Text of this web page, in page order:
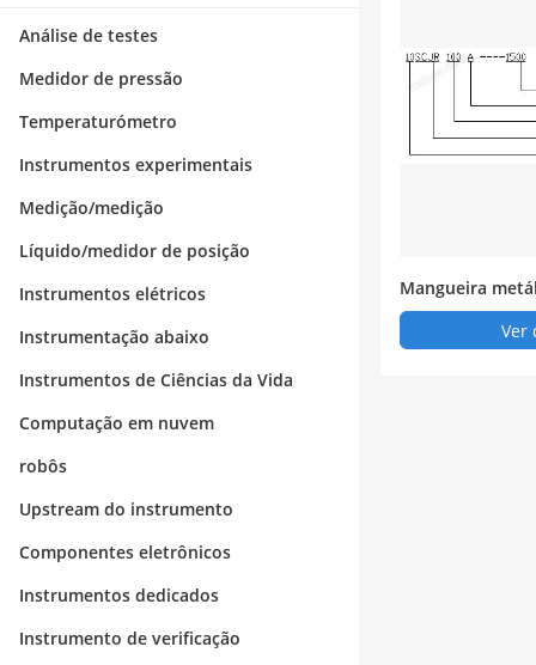
Análise de testes
Medidor de pressão
Temperaturómetro
Instrumentos experimentais
Medição/medição
Líquido/medidor de posição
Instrumentos elétricos
Instrumentação abaixo
Instrumentos de Ciências da Vida
Computação em nuvem
robôs
Upstream do instrumento
Componentes eletrônicos
Instrumentos dedicados
Instrumento de verificação
Mangueira
a (com
imento)
Ver